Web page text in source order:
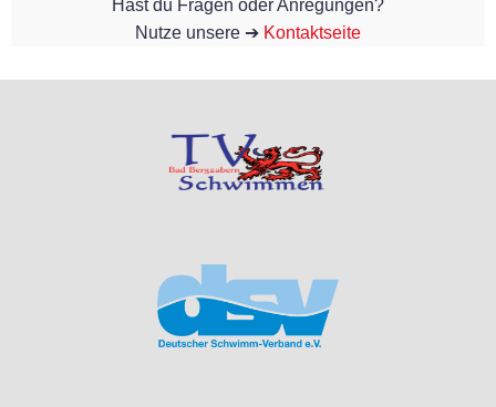
Hast du Fragen oder Anregungen?
Nutze unsere ➔ Kontaktseite